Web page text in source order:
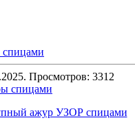
Просмотров: 3312
спицами